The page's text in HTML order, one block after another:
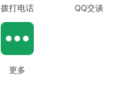
拨打电话 QQ交谈
更多